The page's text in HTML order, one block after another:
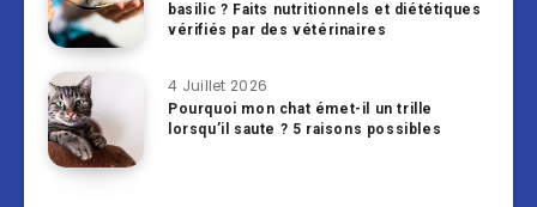
basilic ? Faits nutritionnels et diététiques
vérifiés par des vétérinaires
4 Juillet 2026
Pourquoi mon chat émet-il un trille
lorsqu’il saute ? 5 raisons possibles